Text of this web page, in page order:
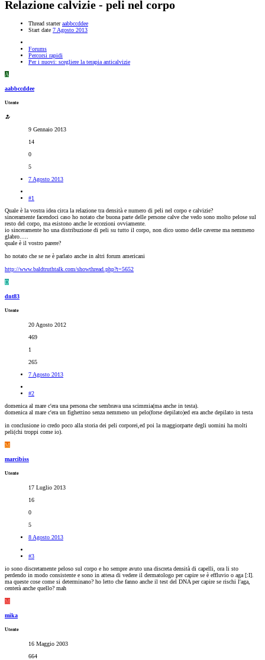
Relazione calvizie - peli nel corpo
Thread starter aabbccddee
Start date 7 Agosto 2013
Forums
Percorsi rapidi
Per i nuovi: scegliere la terapia anticalvizie
A
aabbccddee
Utente
9 Gennaio 2013
14
0
5
7 Agosto 2013
#1
Quale è la vostra idea circa la relazione tra densità e numero di peli nel corpo e calvizie?
sinceramente facendoci caso ho notato che buona parte delle persone calve che vedo sono molto pelose sul
resto del corpo, ma esistono anche le eccezioni ovviamente.
io sinceramente ho una distribuzione di peli su tutto il corpo, non dico uomo delle caverne ma nemmeno
glabro.....
quale è il vostro parere?
ho notato che se ne è parlato anche in altri forum americani
http://www.baldtruthtalk.com/showthread.php?t=5652
D
dnt83
Utente
20 Agosto 2012
469
1
265
7 Agosto 2013
#2
domenica al mare c'era una persona che sembrava una scimmia(ma anche in testa).
domenica al mare c'era un fighettino senza nemmeno un pelo(forse depilato)ed era anche depilato in testa
in conclusione io credo poco alla storia dei peli corporei,ed poi la maggiorparte degli uomini ha molti
peli(chi troppi come io).
M
marcibiss
Utente
17 Luglio 2013
16
0
5
8 Agosto 2013
#3
io sono discretamente peloso sul corpo e ho sempre avuto una discreta densità di capelli, ora li sto
perdendo in modo consistente e sono in attesa di vedere il dermatologo per capire se è effluvio o aga [:I].
ma queste cose come si determinano? ho letto che fanno anche il test del DNA per capire se rischi l'aga,
centerà anche quello? mah
M
mika
Utente
16 Maggio 2003
664